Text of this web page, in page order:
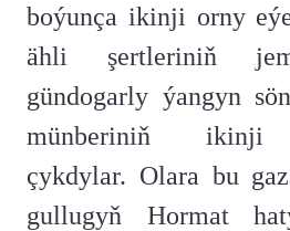
boýunça ikinji orny
ähli şertleriniň
gündogarly ýangyn
münberiniň ikinji
çykdylar. Olara bu
gullugyň Hormat